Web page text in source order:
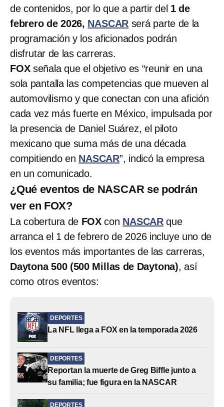
de contenidos, por lo que a partir del 1 de
febrero de 2026, NASCAR será parte de la
programación y los aficionados podrán
disfrutar de las carreras.
FOXseñala que el objetivo es “reunir en una
sola pantalla las competencias que mueven al
automovilismo y que conectan con una afición
cada vez más fuerte en México, impulsada por
la presencia de Daniel Suárez, el piloto
mexicano que suma más de una década
compitiendo en NASCAR”, indicó la empresa
en un comunicado.
¿Qué eventos de NASCAR se podrán
ver en FOX?
La cobertura de FOX con NASCAR que
arranca el 1 de febrero de 2026 incluye uno de
los eventos más importantes de las carreras,
Daytona 500 (500 Millas de Daytona), así
como otros eventos:
DEPORTES
La NFL llega a FOX en la temporada 2026
DEPORTES
Reportan la muerte de Greg Biffle junto a
su familia; fue figura en la NASCAR
DEPORTES